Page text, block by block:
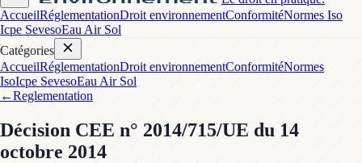
AccueilRéglementationDroit environnementConformitéNormes Iso
Icpe SevesoEau Air Sol
Catégories
AccueilRéglementationDroit environnementConformitéNormes
IsoIcpe SevesoEau Air Sol
←Reglementation
Décision CEE n° 2014/715/UE du 14
octobre 2014